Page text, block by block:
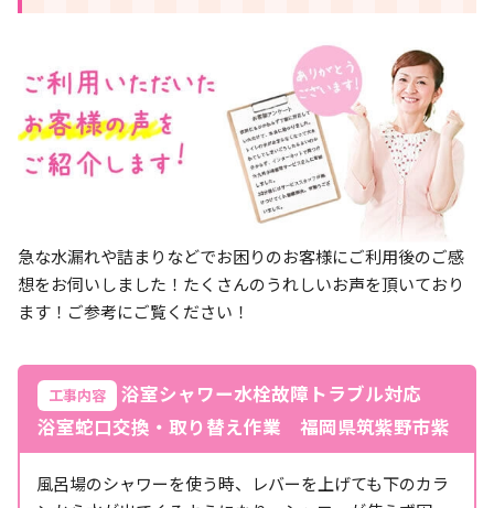
急な水漏れや詰まりなどでお困りのお客様にご利用後のご感
想をお伺いしました！たくさんのうれしいお声を頂いており
ます！ご参考にご覧ください！
工事内容
浴室シャワー水栓故障トラブル対応
浴室蛇口交換・取り替え作業 福岡県筑紫野市紫
風呂場のシャワーを使う時、レバーを上げても下のカラ